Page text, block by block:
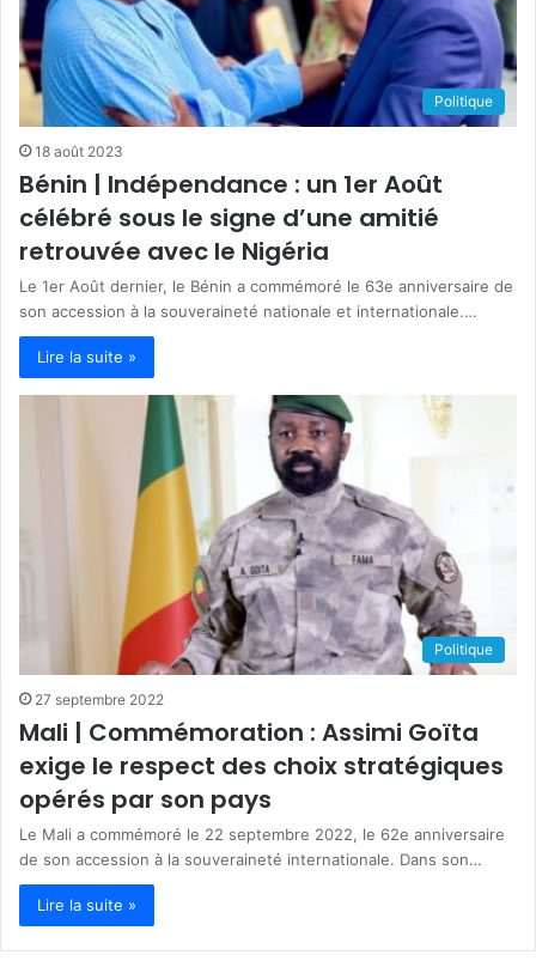
Politique
18 août 2023
Bénin | Indépendance : un 1er Août
célébré sous le signe d’une amitié
retrouvée avec le Nigéria
Le 1er Août dernier, le Bénin a commémoré le 63e anniversaire de
son accession à la souveraineté nationale et internationale.…
Lire la suite »
Politique
27 septembre 2022
Mali | Commémoration : Assimi Goïta
exige le respect des choix stratégiques
opérés par son pays
Le Mali a commémoré le 22 septembre 2022, le 62e anniversaire
de son accession à la souveraineté internationale. Dans son…
Lire la suite »